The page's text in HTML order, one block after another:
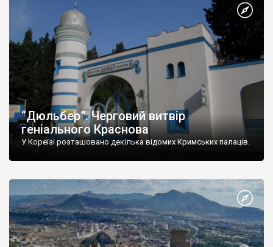
“Дюльбер”. Черговий витвір
геніального Краснова
У Кореїзі розташовано декілька відомих Кримських палаців.